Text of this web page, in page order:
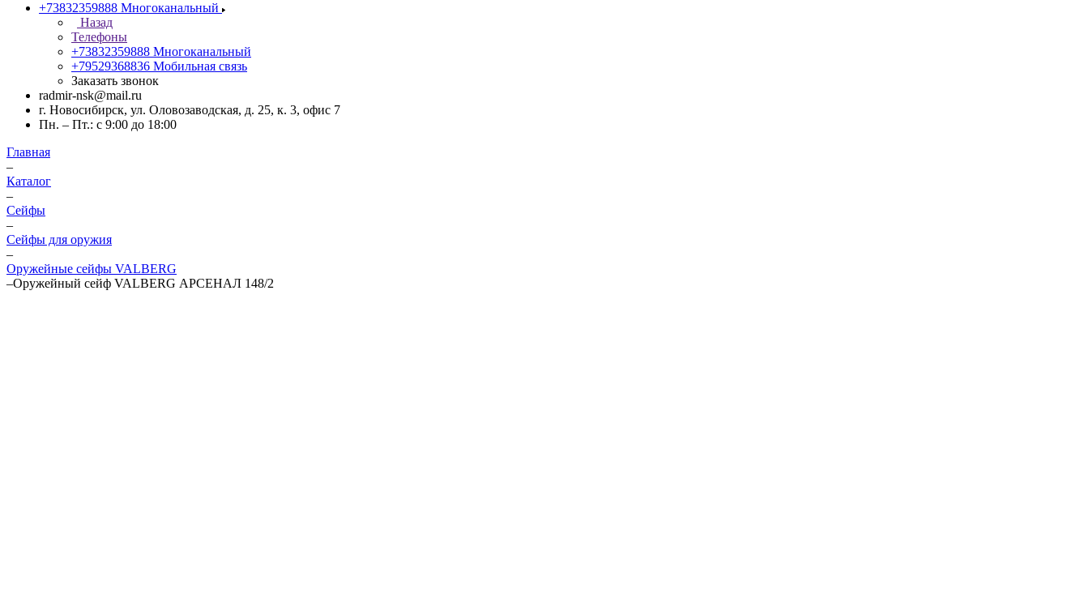
+73832359888 Многоканальный
Назад
Телефоны
+73832359888 Многоканальный
+79529368836 Мобильная связь
Заказать звонок
radmir-nsk@mail.ru
г. Новосибирск, ул. Оловозаводская, д. 25, к. 3, офис 7
Пн. – Пт.: с 9:00 до 18:00
Главная
–
Каталог
–
Сейфы
–
Сейфы для оружия
–
Оружейные сейфы VALBERG
–Оружейный сейф VALBERG АРСЕНАЛ 148/2